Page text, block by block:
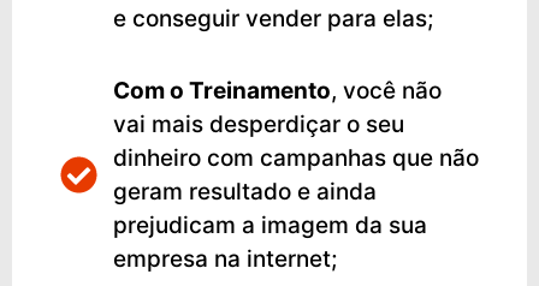
e conseguir vender para elas;
Como Treinamento, você não
vai mais desperdiçar o seu
dinheiro com campanhas que não
geram resultado e ainda
prejudicam a imagem da sua
empresa na internet;